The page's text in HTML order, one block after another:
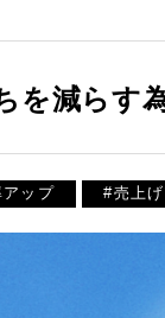
を減らす
ップ #売上